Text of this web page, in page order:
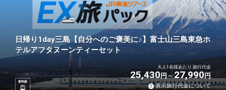
日帰り1day三島【自分へのご褒美に♪】富士山三島東急ホ
テルアフタヌーンティーセット
新幹線
大人1名様あたり 旅行代金
25,430円 27,990円
表示旅行代金について